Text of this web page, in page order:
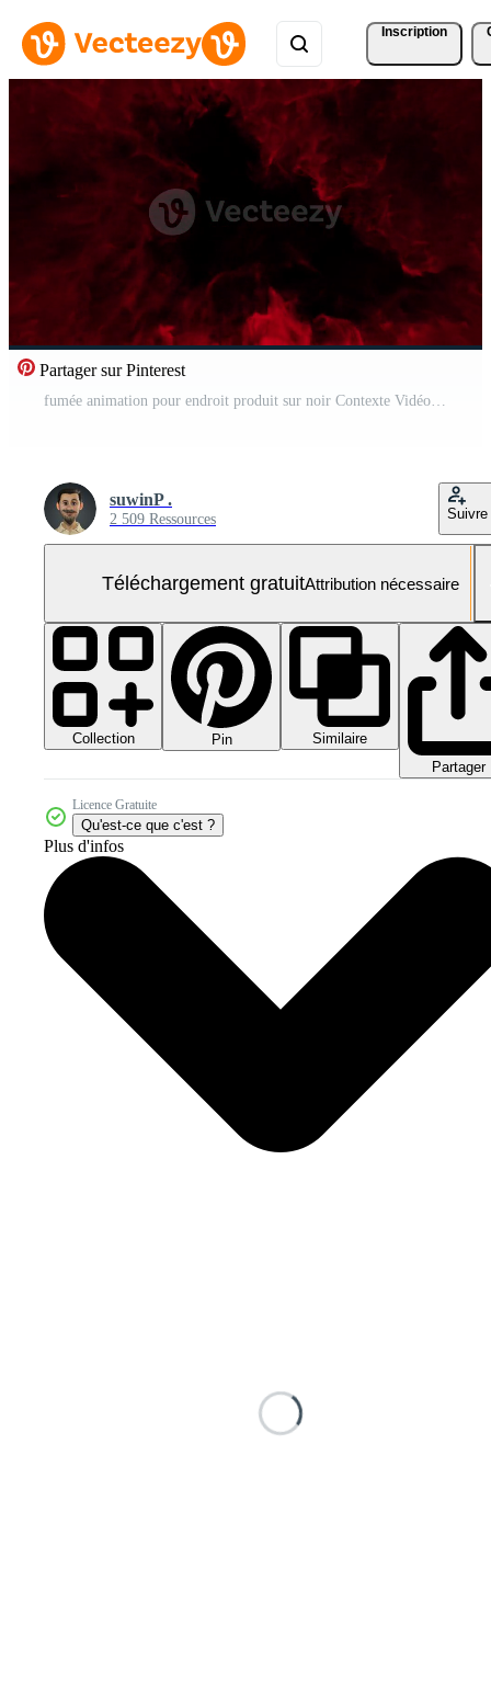
Inscription
Partager sur Pinterest
fumée animation pour endroit produit sur noir Contexte Vidéo Gratuite
suwinP .
2 509 Ressources Suivre
Téléchargement gratuitAttribution nécessaire
Collection Pin
Similaire
Partager
Licence Gratuite
Qu'est-ce que c'est ?
Plus d'infos